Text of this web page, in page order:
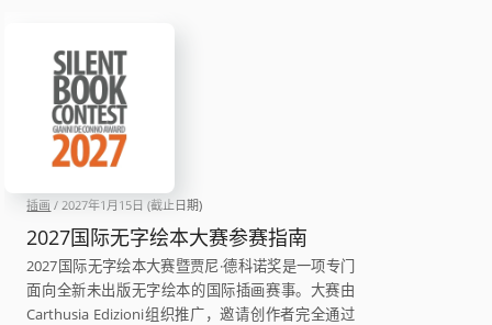
出
版
奖
全
球
本
征
稿
指
南
插画 /2027年1月15日 (截止日期)
2027国际无字绘本大赛参赛指南
2027国际无字绘本大赛暨贾尼·德科诺奖是一项专门
面向全新未出版无字绘本的国际插画赛事。大赛由
Carthusia Edizioni组织推广，邀请创作者完全通过